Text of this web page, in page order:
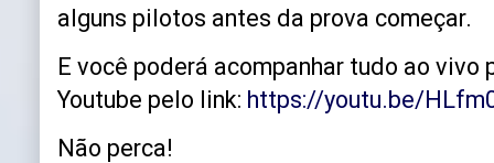
alguns pilotos antes da prova começar.
E você poderá acompanhar tudo ao vivo
Youtube pelo link: https://youtu.be/
Não perca!